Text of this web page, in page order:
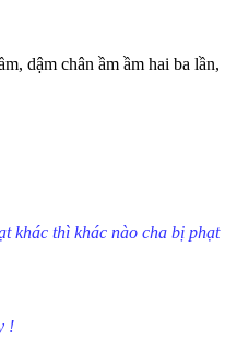
dậm chân ầm ầm hai ba lần,
khác thì khác nào cha bị phạt
!